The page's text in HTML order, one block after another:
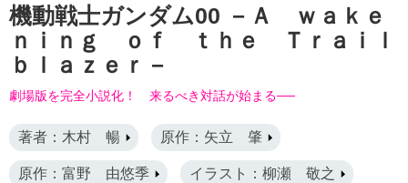
機動戦士ガンダム00 －Ａ ｗａｋｅ
ｎｉｎｇ ｏｆ ｔｈｅ Ｔｒａｉｌ
ｂｌａｚｅｒ－
劇場版を完全小説化！ 来るべき対話が始まる──
著者：木村 暢 原作：矢立 肇
原作：富野 由悠季 イラスト：柳瀬 敬之